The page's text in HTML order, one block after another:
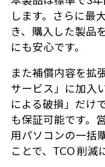
します。さらに最
き、購入した製品
にも安心です。
また補償内容を拡
サービス」に加入
による破損」だけ
も保証可能です。
用パソコンの一括
ことで、TCO 削減